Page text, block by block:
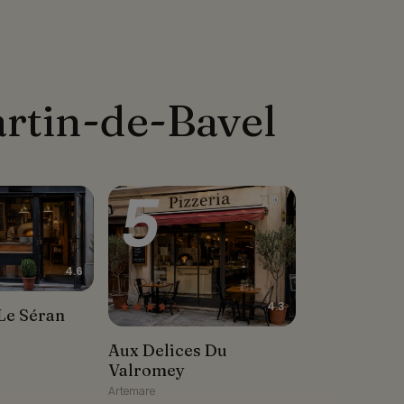
de-Bavel
4.6
Séran
Aux Delices Du Valromey
5
★★★★☆ 4.3
Aux Delices Du
Valromey
Artemare